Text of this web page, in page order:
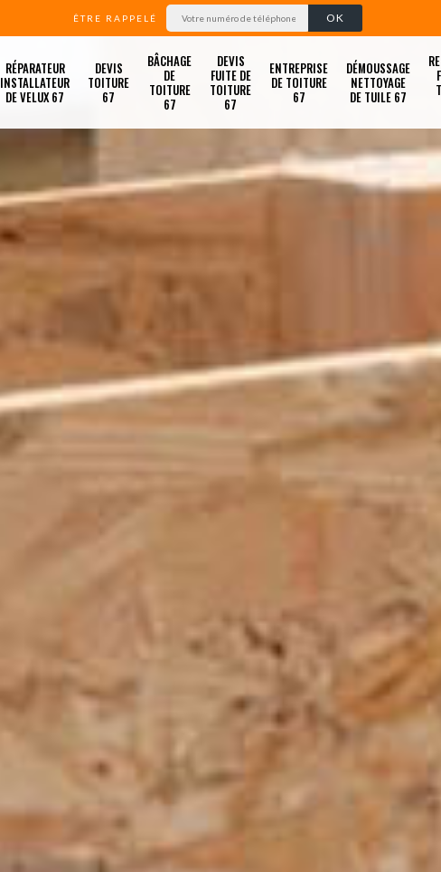
ÊTRE RAPPELÉ
RÉPARATEUR
INSTALLATEUR
DE VELUX 67
DEVIS
TOITURE
67
BÂCHAGE
DE
TOITURE
67
DEVIS
FUITE DE
TOITURE
67
ENTREPRISE
DE TOITURE
67
DÉMOUSSAGE
NETTOYAGE
DE TUILE 67